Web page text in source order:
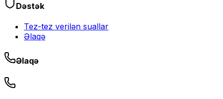
Dəstək
Tez-tez verilən suallar
Əlaqə
Əlaqə